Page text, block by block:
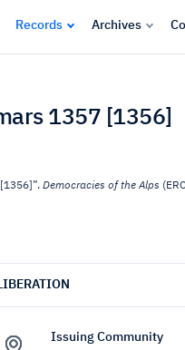
Records Archives
1357 [1356]
Democracies of the Alps
Issuing Community